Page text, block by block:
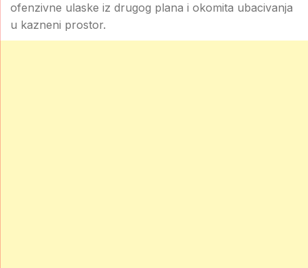
ofenzivne ulaske iz drugog plana i okomita ubacivanja
u kazneni prostor.